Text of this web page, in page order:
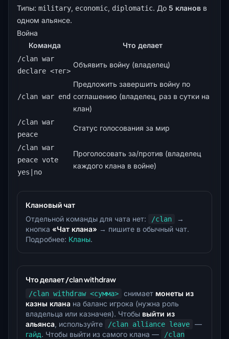
Типы: military, economic, diplomatic. До 5 кланов в
одном альянсе.
Война
Команда Что делает
/clan war
declare <тег>
Объявить войну (владелец)
/clan war end
Предложить завершить войну по
соглашению (владелец, раз в сутки на
клан)
/clan war
peace
Статус голосования за мир
/clan war
peace vote
yes|no
Проголосовать за/против (владелец
каждого клана в войне)
Клановый чат
Отдельной команды для чата нет: /clan
→
кнопка «Чат клана» → пишите в обычный чат.
Подробнее: Кланы.
Что делает /clan withdraw
/clan withdraw <сумма> снимает монеты из
казны клана на баланс игрока (нужна роль
владельца или казначея). Чтобы выйти из
альянса, используйте /clan alliance leave
—
гайд. Чтобы выйти из самого клана —
/clan